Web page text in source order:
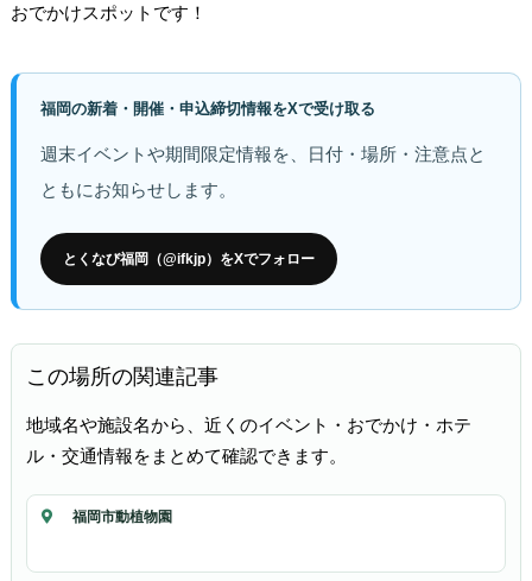
おでかけスポットです！
福岡の新着・開催・申込締切情報をXで受け取る
週末イベントや期間限定情報を、日付・場所・注意点と
ともにお知らせします。
とくなび福岡（@ifkjp）をXでフォロー
この場所の関連記事
地域名や施設名から、近くのイベント・おでかけ・ホテ
ル・交通情報をまとめて確認できます。
福岡市動植物園